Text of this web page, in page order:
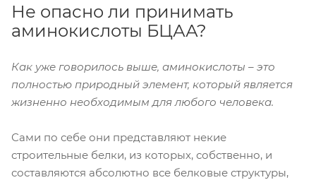
Не опасно ли принимать
аминокислоты БЦАА?
Как уже говорилось выше, аминокислоты – это
полностью природный элемент, который является
жизненно необходимым для любого человека.
Сами по себе они представляют некие
строительные белки, из которых, собственно, и
составляются абсолютно все белковые структуры,